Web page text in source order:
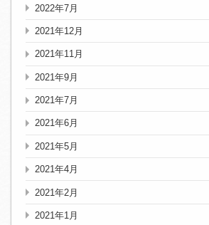
2022年7月
2021年12月
2021年11月
2021年9月
2021年7月
2021年6月
2021年5月
2021年4月
2021年2月
2021年1月